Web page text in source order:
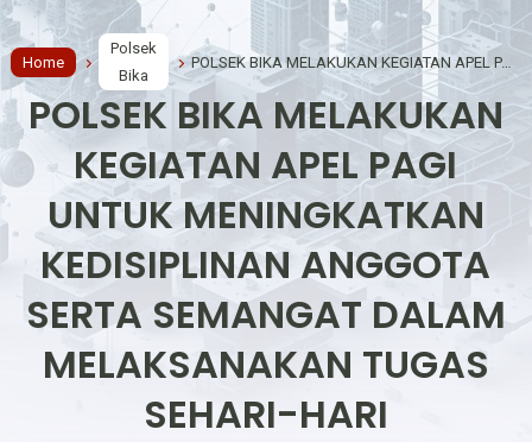
Home
Polsek
Bika
POLSEK BIKA MELAKUKAN KEGIATAN APEL PAGI UNTUK MENINGKATKAN KEDISIPLINAN ANGGOTA SERTA SEMANGAT DALAM MELAKSANAKAN TUGAS SEHARI-HARI
POLSEK BIKA MELAKUKAN
KEGIATAN APEL PAGI
UNTUK MENINGKATKAN
KEDISIPLINAN ANGGOTA
SERTA SEMANGAT DALAM
MELAKSANAKAN TUGAS
SEHARI-HARI